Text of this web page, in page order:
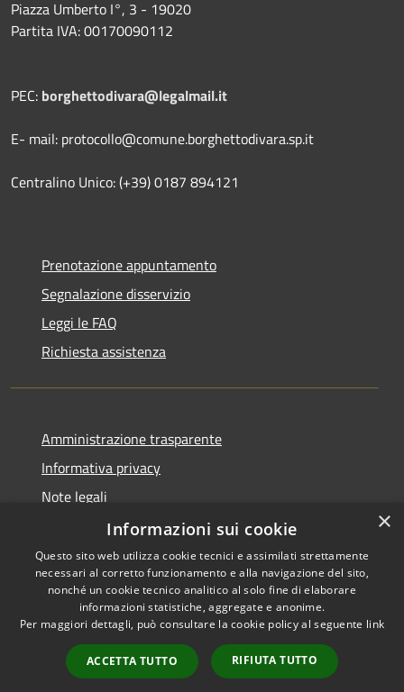
Piazza Umberto I°, 3 - 19020
Partita IVA: 00170090112
PEC: borghettodivara@legalmail.it
E- mail: protocollo@comune.borghettodivara.sp.it
Centralino Unico: (+39) 0187 894121
Prenotazione appuntamento
Segnalazione disservizio
Leggi le FAQ
Richiesta assistenza
Amministrazione trasparente
Informativa privacy
Note legali
Dichiarazione di accessibilità
RSS
Accessibilità
Copyright © 2026 • Comune di
Borghetto di Vara • Powered
byMunicipium
Accesso
redazione
×
Informazioni sui cookie
Questo sito web utilizza cookie tecnici e assimilati strettamente
necessari al corretto funzionamento e alla navigazione del sito,
nonché un cookie tecnico analitico al solo fine di elaborare
informazioni statistiche, aggregate e anonime.
Per maggiori dettagli, può consultare la cookie policy al seguente link
ACCETTA TUTTO RIFIUTA TUTTO